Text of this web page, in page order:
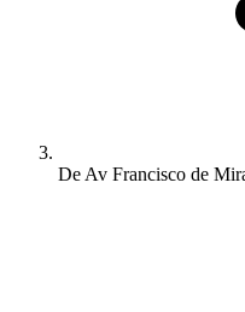
De Av Francisco de